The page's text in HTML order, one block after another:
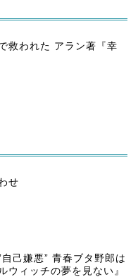
救われた アラン著『幸
せ
自己嫌悪” 青春ブタ野郎は
ウィッチの夢を見ない』